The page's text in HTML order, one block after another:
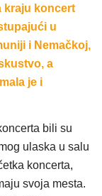
kraju koncert
u
i Nemačkoj,
a
je i
bili su
ulaska u salu
koncerta,
svoja mesta.